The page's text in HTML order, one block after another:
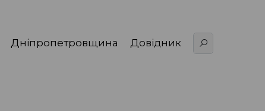
Дніпропетровщина Довідник